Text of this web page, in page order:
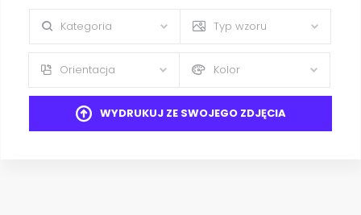
Kategoria Typ wzoru
Orientacja Kolor
WYDRUKUJ ZE SWOJEGO ZDJĘCIA